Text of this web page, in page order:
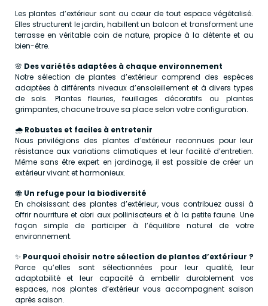
Les plantes d’extérieur sont au cœur de tout espace végétalisé.
Elles structurent le jardin, habillent un balcon et transforment une
terrasse en véritable coin de nature, propice à la détente et au
bien-être.
🌸 Des variétés adaptées à chaque environnement
Notre sélection de plantes d’extérieur comprend des espèces
adaptées à différents niveaux d’ensoleillement et à divers types
de sols. Plantes fleuries, feuillages décoratifs ou plantes
grimpantes, chacune trouve sa place selon votre configuration.
🌧️ Robustes et faciles à entretenir
Nous privilégions des plantes d’extérieur reconnues pour leur
résistance aux variations climatiques et leur facilité d’entretien.
Même sans être expert en jardinage, il est possible de créer un
extérieur vivant et harmonieux.
🐝 Un refuge pour la biodiversité
En choisissant des plantes d’extérieur, vous contribuez aussi à
offrir nourriture et abri aux pollinisateurs et à la petite faune. Une
façon simple de participer à l’équilibre naturel de votre
environnement.
✨ Pourquoi choisir notre sélection de plantes d’extérieur ?
Parce qu’elles sont sélectionnées pour leur qualité, leur
adaptabilité et leur capacité à embellir durablement vos
espaces, nos plantes d’extérieur vous accompagnent saison
après saison.